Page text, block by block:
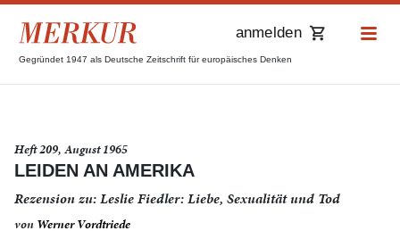
Gegründet 1947 als Deutsche Zeitschrift für europäisches Denken
anmelden
Heft 209, August 1965
LEIDEN AN AMERIKA
Rezension zu: Leslie Fiedler: Liebe, Sexualität und Tod
von Werner Vordtriede